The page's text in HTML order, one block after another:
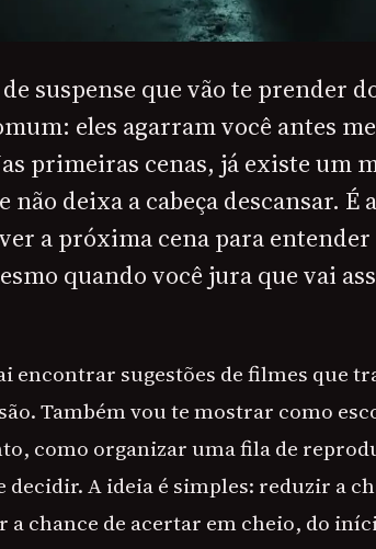
suspense que vão te prender
eles agarram você antes
primeiras cenas, já existe um
não deixa a cabeça descansar.
a próxima cena para entender
quando você jura que vai
encontrar sugestões de filmes que
Também vou te mostrar como
como organizar uma fila de
decidir. A ideia é simples: reduzir a
a chance de acertar em cheio, do